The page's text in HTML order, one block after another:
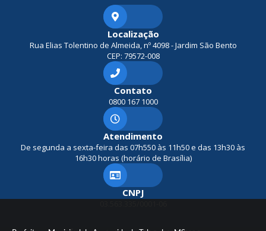
Localização
Rua Elias Tolentino de Almeida, nº 4098 - Jardim São Bento
CEP: 79572-008
Contato
0800 167 1000
Atendimento
De segunda a sexta-feira das 07h550 às 11h50 e das 13h30 às
16h30 horas (horário de Brasília)
CNPJ